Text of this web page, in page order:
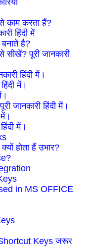
काम करता हैं?
हिंदी में
है?
पूरी जानकारी
हिंदी में।
में।
जानकारी हिंदी में।
में।
होता हैं उभार?
in MS OFFICE
Keys जरूर